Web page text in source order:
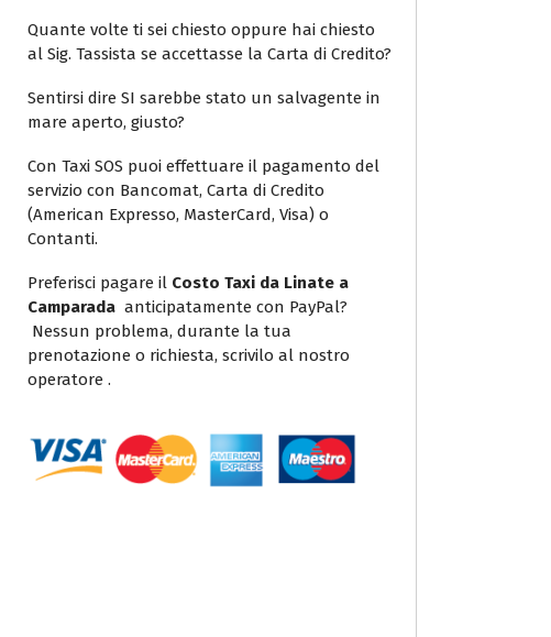
Quante volte ti sei chiesto oppure hai chiesto
al Sig. Tassista se accettasse la Carta di Credito?
Sentirsi dire SI sarebbe stato un salvagente in
mare aperto, giusto?
Con Taxi SOS puoi effettuare il pagamento del
servizio con Bancomat, Carta di Credito
(American Expresso, MasterCard, Visa) o
Contanti.
Preferisci pagare il Costo Taxi da Linate a
Camparada anticipatamente con PayPal?
Nessun problema, durante la tua
prenotazione o richiesta, scrivilo al nostro
operatore .